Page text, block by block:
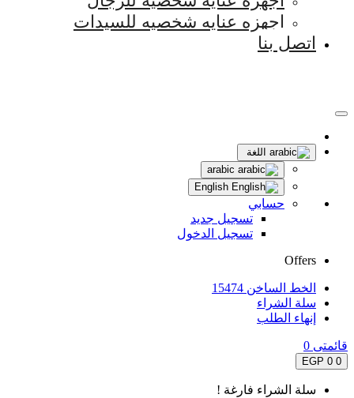
اجهزه عنايه شخصيه للسيدات
اتصل بنا
اللغة
حسابي
تسجيل جديد
تسجيل الدخول
Offers
الخط الساخن 15474
سلة الشراء
إنهاء الطلب
قائمتى 0
0
0 EGP
سلة الشراء فارغة !